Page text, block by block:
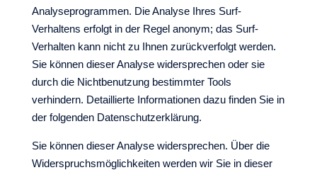
Analyseprogrammen. Die Analyse Ihres Surf-
Verhaltens erfolgt in der Regel anonym; das Surf-
Verhalten kann nicht zu Ihnen zurückverfolgt werden.
Sie können dieser Analyse widersprechen oder sie
durch die Nichtbenutzung bestimmter Tools
verhindern. Detaillierte Informationen dazu finden Sie in
der folgenden Datenschutzerklärung.
Sie können dieser Analyse widersprechen. Über die
Widerspruchsmöglichkeiten werden wir Sie in dieser